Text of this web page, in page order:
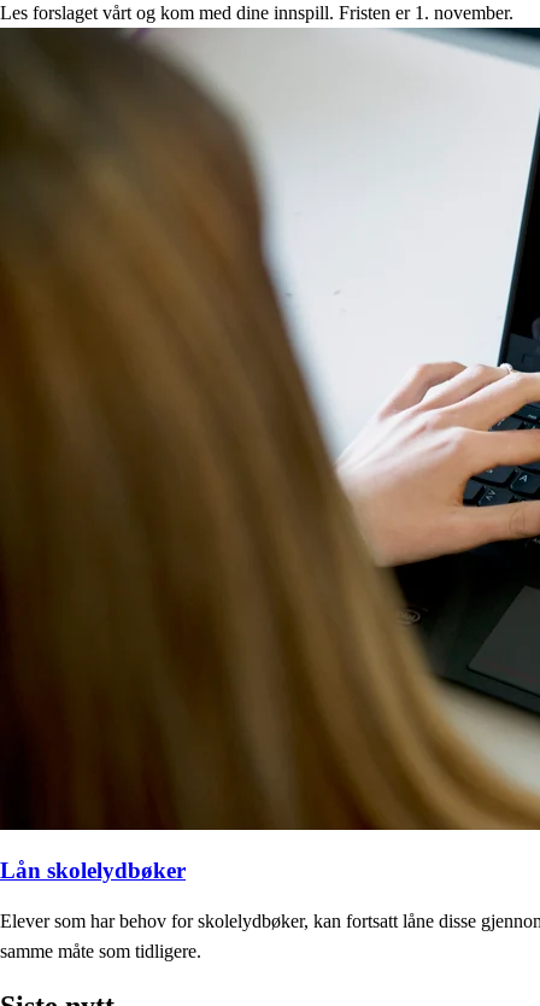
Les forslaget vårt og kom med dine innspill. Fristen er 1. november.
Lån skolelydbøker
Elever som har behov for skolelydbøker, kan fortsatt låne disse
samme måte som tidligere.